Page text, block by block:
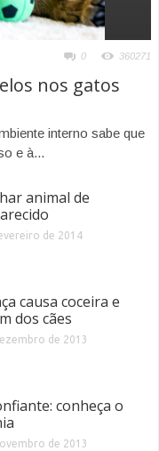
0 360271
nos gatos
interno sabe que
e à...
animal de
de 2014
causa coceira e
dos cães
de 2013
conheça o
de 2013